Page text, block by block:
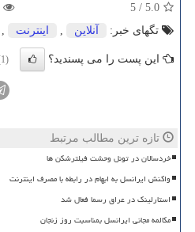
5.0
/
5
تگهای خبر:
آنلاین اینترنت
این پست را می پسندید؟ (1)
تازه ترین مطالب مرتبط
خردسالان در تونل وحشت فیلترشکن ها
واکنش ایرانسل به ابهام در رابطه با مصرف اینترنت
استارلینک در عراق رسما فعال شد
مکالمه مجانی ایرانسل بمناسبت روز زنجان